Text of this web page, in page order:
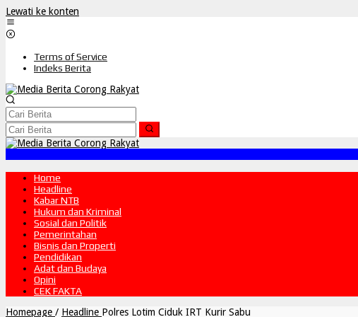
Lewati ke konten
Terms of Service
Indeks Berita
Home
Headline
Kabar NTB
Hukum dan Kriminal
Sosial dan Politik
Pemerintahan
Bisnis dan Properti
Pendidikan
Adat dan Budaya
Opini
CEK FAKTA
Homepage / Headline Polres Lotim Ciduk IRT Kurir Sabu